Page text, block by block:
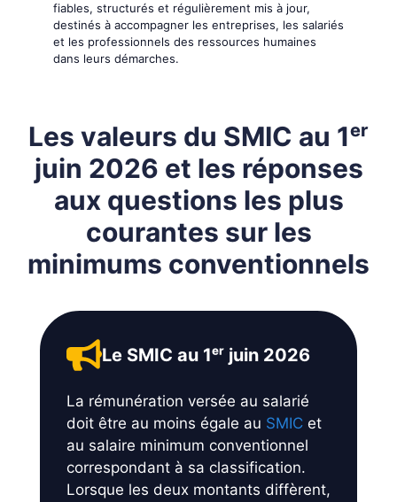
fiables, structurés et régulièrement mis à jour,
destinés à accompagner les entreprises, les salariés
et les professionnels des ressources humaines
dans leurs démarches.
Les valeurs du SMIC au 1ᵉʳ
juin 2026 et les réponses
aux questions les plus
courantes sur les
minimums conventionnels
Le SMIC au 1ᵉʳ juin 2026
La rémunération versée au salarié
doit être au moins égale au SMIC et
au salaire minimum conventionnel
correspondant à sa classification.
Lorsque les deux montants diffèrent,